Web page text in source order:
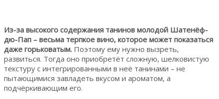
Из-за высокого содержания танинов молодой Шатенёф-
дю-Пап – весьма терпкое вино, которое может показаться
даже горьковатым. Поэтому ему нужно вызреть,
развиться. Тогда оно приобретёт сложную, шелковистую
текстуру с интегрированными в неё танинами – не
пытающимися завладеть вкусом и ароматом, а
подчёркивающим его.